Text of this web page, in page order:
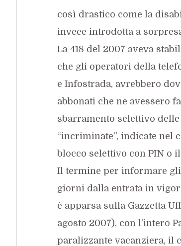
così drastico come la
invece introdotta a
La 418 del 2007 aveva
che gli operatori della
e Infostrada, avrebbero
abbonati che ne avessero
sbarramento selettivo
“incriminate”, indicate nel
blocco selettivo con PIN o
Il termine per informare gli
giorni dalla entrata in
è apparsa sulla Gazzetta
agosto 2007), con l’intero
paralizzante vacanziera, il